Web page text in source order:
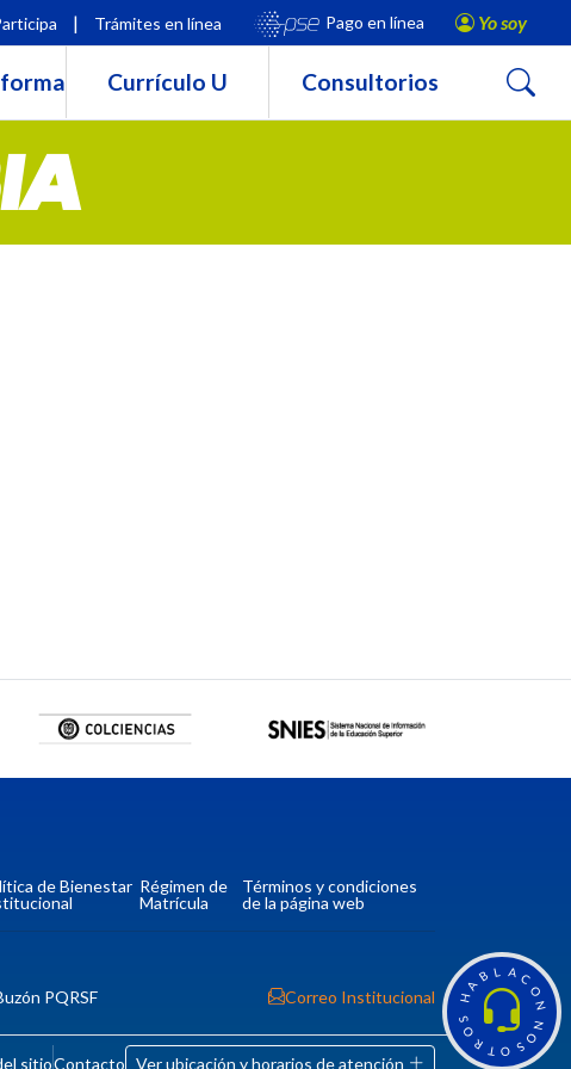
H
A
B L A C
O
N
N
O
S
O
T
R
O
S
| Trámites en línea Pago en línea Yo soy
Currículo U Consultorios Buscar
de Bienestar Régimen de
Matrícula
Términos y condiciones
de la página web
PQRSF Correo Institucional
sitioContacto Ver ubicación y horarios de atención